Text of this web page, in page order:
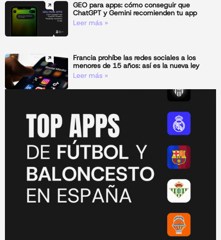
GEO para apps: cómo conseguir que
ChatGPT y Gemini recomienden tu app
Leer más »
Francia prohíbe las redes sociales a los
menores de 15 años: así es la nueva ley
Leer más »